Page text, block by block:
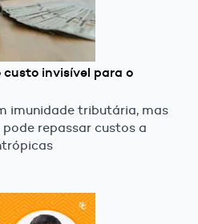
invisível para o
imunidade tributária, mas
repassar custos a